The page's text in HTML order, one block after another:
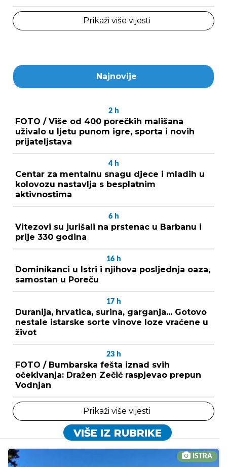
Prikaži više vijesti
Najnovije
2 h
FOTO / Više od 400 porečkih mališana
uživalo u ljetu punom igre, sporta i novih
prijateljstava
4 h
Centar za mentalnu snagu djece i mladih u
kolovozu nastavlja s besplatnim
aktivnostima
6 h
Vitezovi su jurišali na prstenac u Barbanu i
prije 330 godina
16 h
Dominikanci u Istri i njihova posljednja oaza,
samostan u Poreču
17 h
Duranija, hrvatica, surina, garganja... Gotovo
nestale istarske sorte vinove loze vraćene u
život
23 h
FOTO / Bumbarska fešta iznad svih
očekivanja: Dražen Zečić raspjevao prepun
Vodnjan
Prikaži više vijesti
VIŠE IZ RUBRIKE
ISTRA